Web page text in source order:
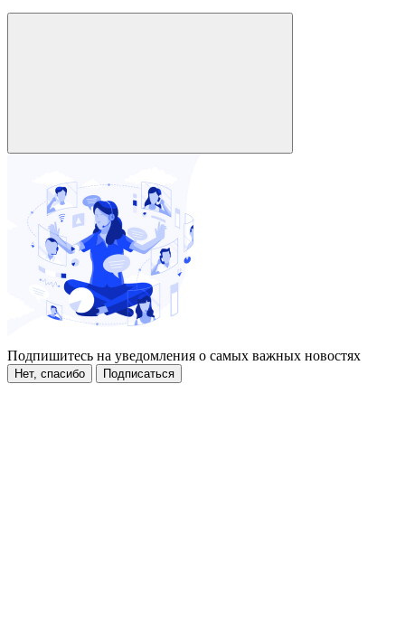
Подпишитесь на уведомления о самых важных новостях
Нет, спасибо Подписаться